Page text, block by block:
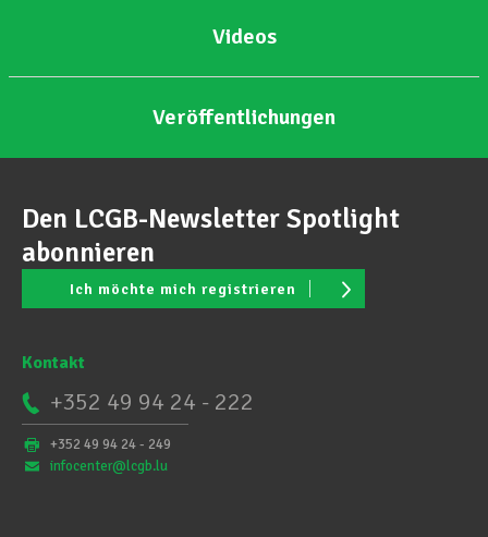
Mitglied werdenVideos
Veröffentlichungen
Den LCGB-Newsletter Spotlight
abonnieren
Ich möchte mich registrieren
Kontakt
+352 49 94 24 - 222
+352 49 94 24 - 249
infocenter@lcgb.lu